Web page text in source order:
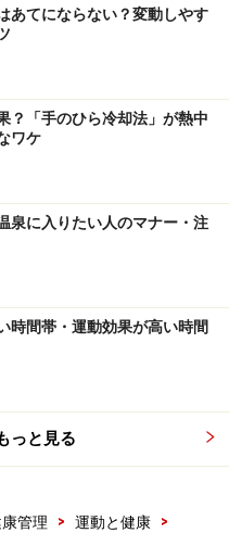
座るだけでも構いませ
いますが、バランスを
意識しないインナーマッ
で刺激が及びます。ス
整に役立つとも言われて
るだけでもエクササイズ
足解消には最適な運動グ
スボールは体重をかけ
れたものですので、突
せんので、安心して使っ
ランスディスク」
あてにならない？変動しやす
？「手のひら冷却法」が熱中
ワケ
泉に入りたい人のマナー・注
時間帯・運動効果が高い時間
っと見る
管理 > 運動と健康
>